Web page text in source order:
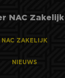
NAC Zakelijk
NAC ZAKELIJK
NIEUWS